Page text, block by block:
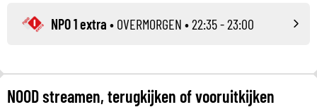
NPO 1 extra • OVERMORGEN • 22:35 - 23:00
NOOD streamen, terugkijken of vooruitkijken